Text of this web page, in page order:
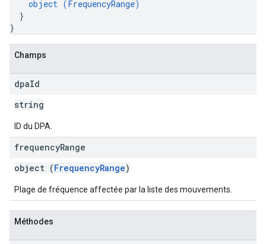
object (FrequencyRange)
}
}
Champs
dpaId
string
ID du DPA.
frequencyRange
object (FrequencyRange)
Plage de fréquence affectée par la liste des mouvements.
Méthodes